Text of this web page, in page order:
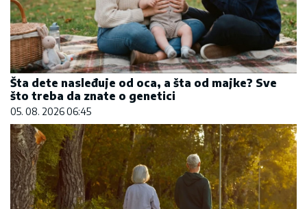
Šta dete nasleđuje od oca, a šta od majke? Sve
što treba da znate o genetici
05. 08. 2026 06:45